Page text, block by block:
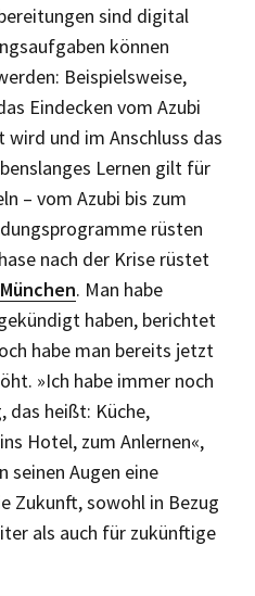
sind digital
können
Beispielsweise,
Eindecken vom Azubi
und im Anschluss das
Lernen gilt für
– vom Azubi bis zum
rüsten
nach der Krise rüstet
. Man habe
haben, berichtet
habe man bereits jetzt
»Ich habe immer noch
das heißt: Küche,
Hotel, zum Anlernen«,
seinen Augen eine
Zukunft, sowohl in Bezug
als auch für zukünftige